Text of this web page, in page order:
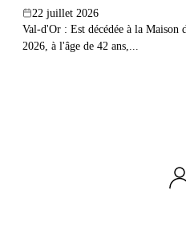
22 juillet 2026
Val-d'Or : Est décédée à la
2026, à l'âge de 42 ans,...